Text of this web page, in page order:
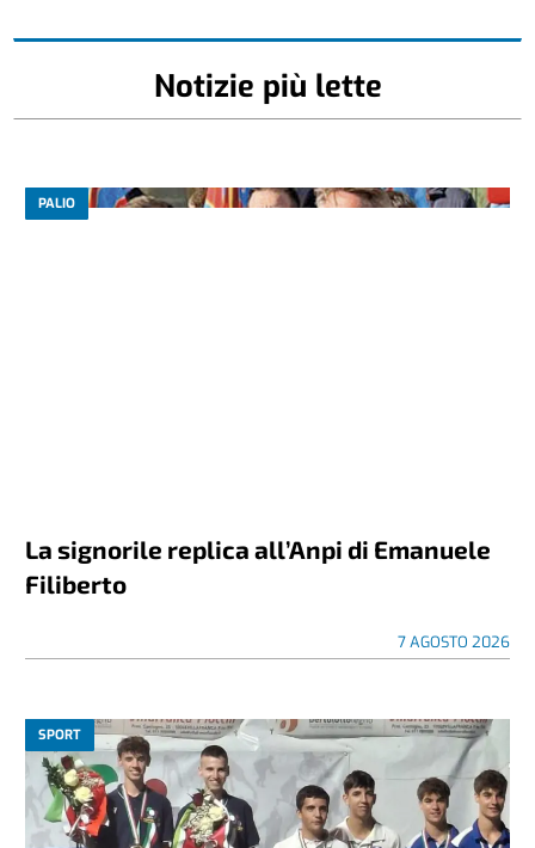
Notizie più lette
PALIO
La signorile replica all’Anpi di Emanuele
Filiberto
7 AGOSTO 2026
SPORT